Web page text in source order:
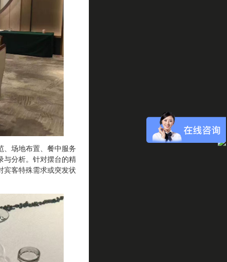
场地布置、餐中服务
与分析。针对摆台的精
宾客特殊需求或突发状